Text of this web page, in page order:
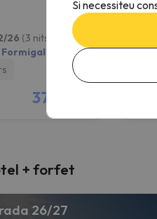
26 (3 nits)
Formigal
378 €
2 dies
+ forfet
26/27
Si necessiteu